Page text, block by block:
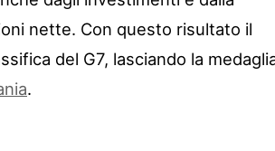
nette. Con questo risultato il
del G7, lasciando la
.